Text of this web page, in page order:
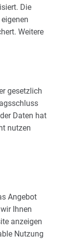
Die
Weitere
gesetzlich
Daten hat
nutzen
Angebot
Ihnen
anzeigen
Nutzung